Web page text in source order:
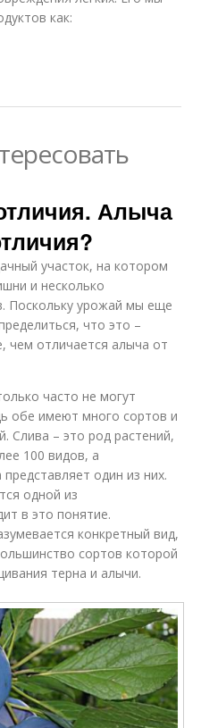
как:
Алыча
участок, на котором
и несколько
Поскольку урожай мы еще
что это –
чем отличается алыча от
часто не могут
обе имеют много сортов и
Слива – это род растений,
100 видов, а
один из них.
одной из
в это понятие.
конкретный вид,
сортов которой
терна и алычи.